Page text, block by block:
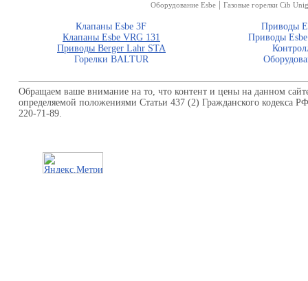
Оборудование Esbe Газовые горелки Cib
Клапаны Esbe 3F
Приводы
Клапаны Esbe VRG 131
Приводы
Приводы Berger Lahr STA
Горелки BALTUR
Обращаем ваше внимание на то, что контент и цены на данном
определяемой положениями Статьи 437 (2) Гражданского кодекса
220-71-89.